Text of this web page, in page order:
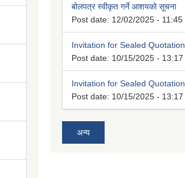
बोलपत्र स्वीकृत गर्ने आशयको सूचना
Post date: 12/02/2025 - 11:45
Invitation for Sealed Quotation
Post date: 10/15/2025 - 13:17
Invitation for Sealed Quotation
Post date: 10/15/2025 - 13:17
अन्य